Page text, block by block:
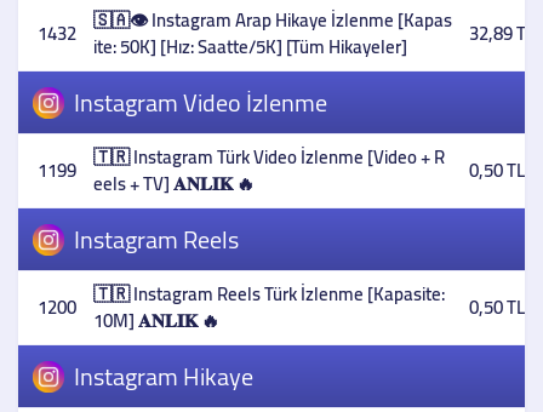
1432 🇸🇦👁️ Instagram Arap Hikaye İzlenme [Kapas
ite: 50K] [Hız: Saatte/5K] [Tüm Hikayeler] 32,89 TL
Instagram Video İzlenme
1199 🇹🇷 Instagram Türk Video İzlenme [Video + R
eels + TV] 𝐀𝐍𝐋𝐈𝐊 🔥 0,50 TL
Instagram Reels
1200 🇹🇷 Instagram Reels Türk İzlenme [Kapasite:
10M] 𝐀𝐍𝐋𝐈𝐊 🔥 0,50 TL
Instagram Hikaye